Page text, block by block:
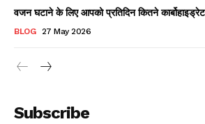
वजन घटाने के लिए आपको प्रतिदिन कितने
BLOG 27 May 2026
Subscribe